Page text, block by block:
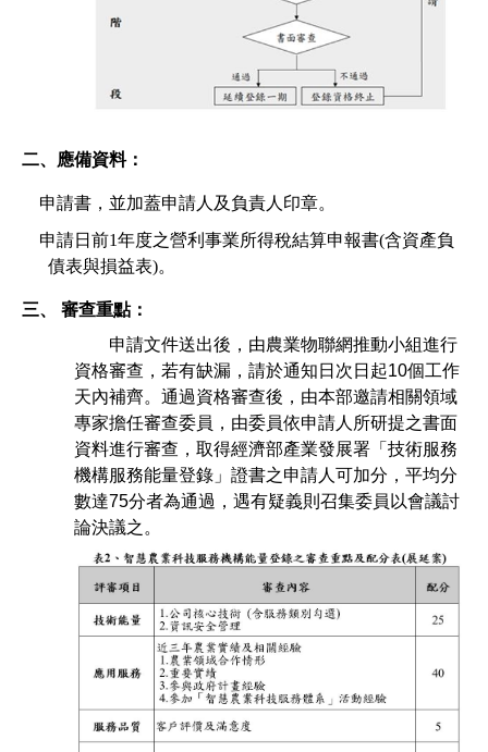
二、應備資料：
請書，並加蓋申請人及負責人印章。
請日前1年度之營利事業所得稅結算申報書(含資產負
債表與損益表)。
三、 審查重點：
申請文件送出後，由農業物聯網推動小組進行
資格審查，若有缺漏，請於通知日次日起10個工作
天內補齊。通過資格審查後，由本部邀請相關領域
專家擔任審查委員，由委員依申請人所研提之書面
資料進行審查，取得經濟部產業發展署「技術服務
機構服務能量登錄」證書之申請人可加分，平均分
數達75分者為通過，遇有疑義則召集委員以會議討
論決議之。